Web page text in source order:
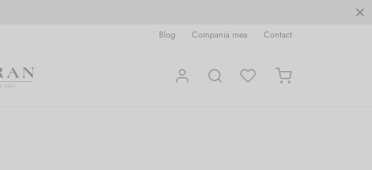
Blog Compania mea Contact